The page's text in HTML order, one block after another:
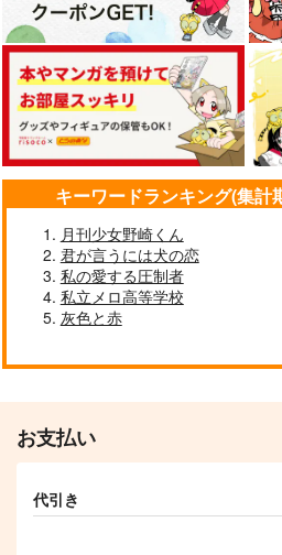
サンプル
作品詳細
サンプル
作品詳細
787円（税込）
夜半子タろ×蜂乃屋凪
サンプル
立海オールキャラ
キーワードランキング(集計
月刊少女野崎くん
君が言うには犬の恋
私の愛する圧制者
私立メロ高等学校
灰色と赤
お支払い
代引き